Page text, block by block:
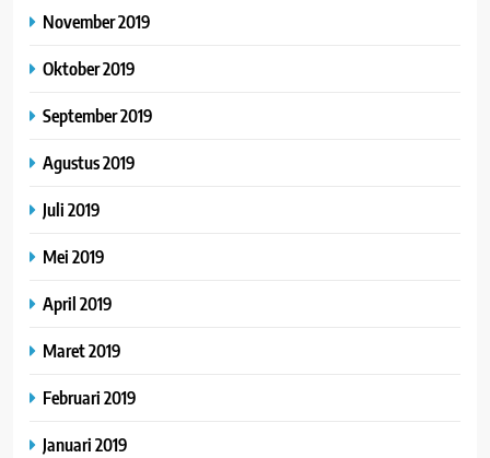
November 2019
Oktober 2019
September 2019
Agustus 2019
Juli 2019
Mei 2019
April 2019
Maret 2019
Februari 2019
Januari 2019